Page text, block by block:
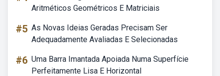
Aritméticos Geométricos E Matriciais
#5 As Novas Ideias Geradas Precisam Ser
Adequadamente Avaliadas E Selecionadas
#6 Uma Barra Imantada Apoiada Numa Superfície
Perfeitamente Lisa E Horizontal